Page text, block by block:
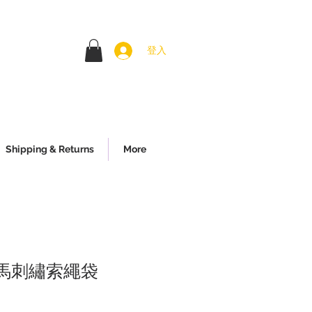
登入
Shipping & Returns More
刺繡索繩袋